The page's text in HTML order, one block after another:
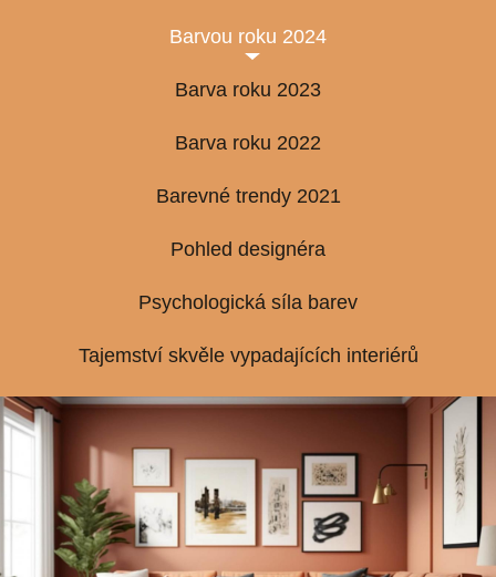
Barvou roku 2024
Barva roku 2023
Barva roku 2022
Barevné trendy 2021
Pohled designéra
Psychologická síla barev
Tajemství skvěle vypadajících interiérů